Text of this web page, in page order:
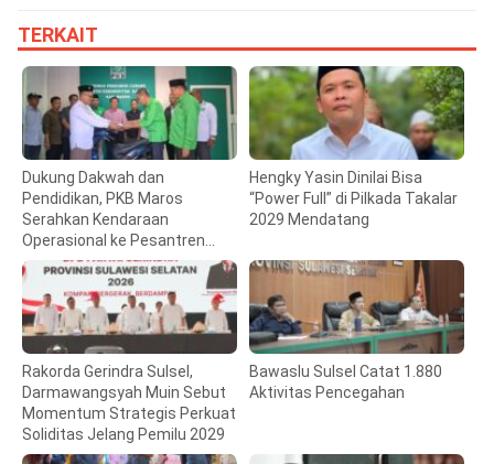
TERKAIT
Dukung Dakwah dan
Pendidikan, PKB Maros
Serahkan Kendaraan
Operasional ke Pesantren
Hidayatullah
Hengky Yasin Dinilai Bisa
“Power Full” di Pilkada Takalar
2029 Mendatang
Rakorda Gerindra Sulsel,
Darmawangsyah Muin Sebut
Momentum Strategis Perkuat
Soliditas Jelang Pemilu 2029
Bawaslu Sulsel Catat 1.880
Aktivitas Pencegahan